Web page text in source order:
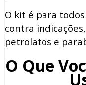
O kit é para
contra
petrolatos e
O Que